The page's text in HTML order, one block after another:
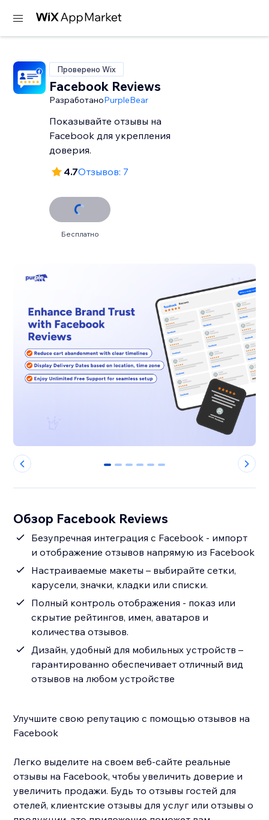
Проверено Wix
Facebook Reviews
РазработаноPurpleBear
Показывайте отзывы на
Facebook для укрепления
доверия.
4.7Отзывов: 7
Бесплатно
0 1 2 3 4 5
Обзор Facebook Reviews
Безупречная интеграция с Facebook - импорт
и отображение отзывов напрямую из Facebook
Настраиваемые макеты – выбирайте сетки,
карусели, значки, кладки или списки.
Полный контроль отображения - показ или
скрытие рейтингов, имен, аватаров и
количества отзывов.
Дизайн, удобный для мобильных устройств –
гарантированно обеспечивает отличный вид
отзывов на любом устройстве
Улучшите свою репутацию с помощью отзывов на
Facebook
Легко выделите на своем веб-сайте реальные
отзывы на Facebook, чтобы увеличить доверие и
увеличить продажи. Будь то отзывы гостей для
отелей, клиентские отзывы для услуг или отзывы о